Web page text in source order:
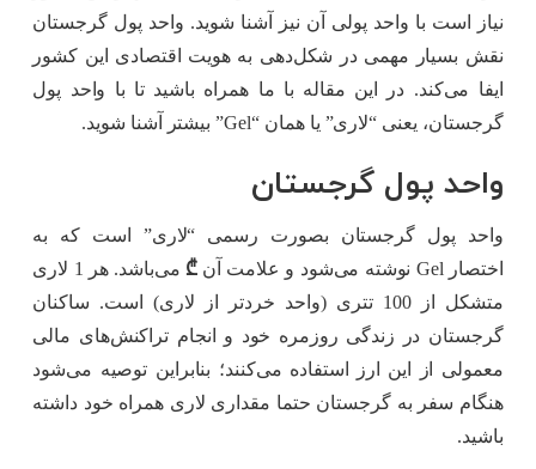
نیاز است با واحد پولی آن نیز آشنا شوید. واحد پول گرجستان
نقش بسیار مهمی در شکل‌دهی به هویت اقتصادی این کشور
ایفا می‌کند. در این مقاله با ما همراه باشید تا با واحد پول
گرجستان، یعنی “لاری” یا همان “Gel” بیشتر آشنا شوید.
واحد پول گرجستان
واحد پول گرجستان بصورت رسمی “لاری” است که به
اختصار Gel نوشته می‌شود و علامت آن
₾
می‌باشد. هر 1 لاری
متشکل از 100 تتری (واحد خردتر از لاری) است. ساکنان
گرجستان در زندگی روزمره خود و انجام تراکنش‌های مالی
معمولی از این ارز استفاده می‌کنند؛ بنابراین توصیه می‌شود
هنگام سفر به گرجستان حتما مقداری لاری همراه خود داشته
باشید.